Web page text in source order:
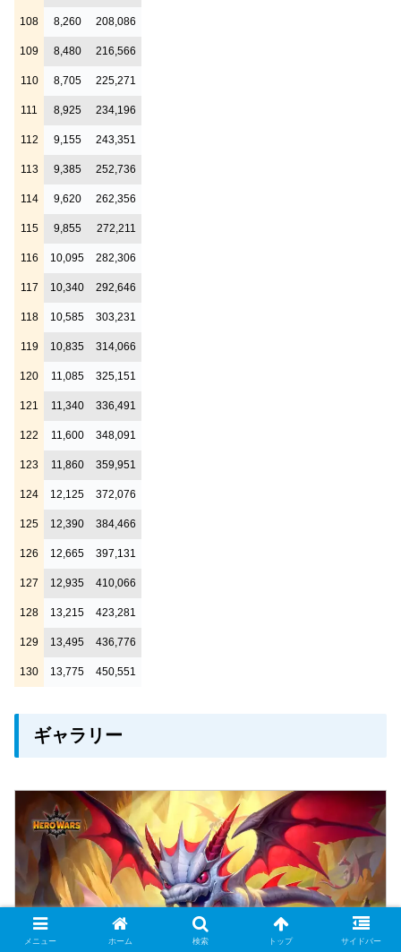
108 8,260 208,086
109 8,480 216,566
110 8,705 225,271
111 8,925 234,196
112 9,155 243,351
113 9,385 252,736
114 9,620 262,356
115 9,855 272,211
116 10,095 282,306
117 10,340 292,646
118 10,585 303,231
119 10,835 314,066
120 11,085 325,151
121 11,340 336,491
122 11,600 348,091
123 11,860 359,951
124 12,125 372,076
125 12,390 384,466
126 12,665 397,131
127 12,935 410,066
128 13,215 423,281
129 13,495 436,776
130 13,775 450,551
ギャラリー
メニュー ホーム 検索 トップ サイドバー